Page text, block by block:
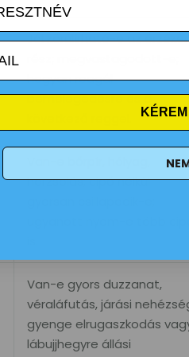
Jól körülírható-e az
hogyan reagál
bemelegedésre és a
horzsolás; cipő nélkül
Van-e gyors duzzanat,
véraláfutás, járási
gyenge elrugaszkodás
lábujjhegyre állási